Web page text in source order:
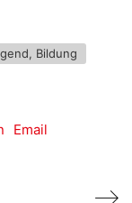
Bildung
Email